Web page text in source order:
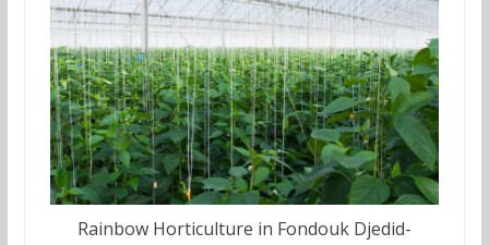
Rainbow Horticulture in Fondouk Djedid-